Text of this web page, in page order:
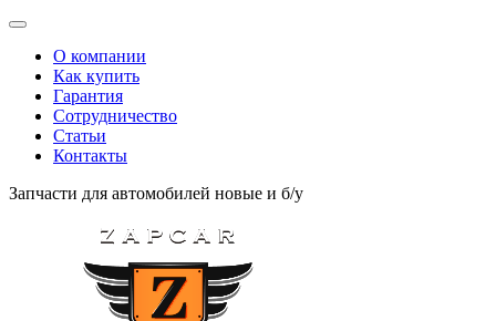
О компании
Как купить
Гарантия
Сотрудничество
Статьи
Контакты
Запчасти для автомобилей новые и б/у